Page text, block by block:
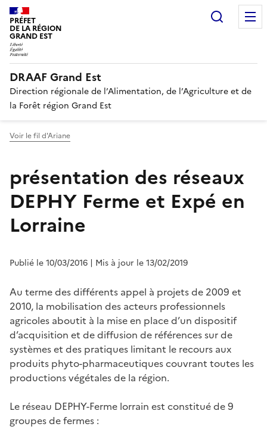
PRÉFET
DE LA RÉGION
GRAND EST
DRAAF Grand Est
Direction régionale de l’Alimentation, de l’Agriculture et de
la Forêt région Grand Est
Voir le fil d'Ariane
présentation des réseaux
DEPHY Ferme et Expé en
Lorraine
Publié le 10/03/2016 | Mis à jour le 13/02/2019
Au terme des différents appel à projets de 2009 et
2010, la mobilisation des acteurs professionnels
agricoles aboutit à la mise en place d’un dispositif
d’acquisition et de diffusion de références sur de
systèmes et des pratiques limitant le recours aux
produits phyto-pharmaceutiques couvrant toutes les
productions végétales de la région.
Le réseau DEPHY-Ferme lorrain est constitué de 9
groupes de fermes :